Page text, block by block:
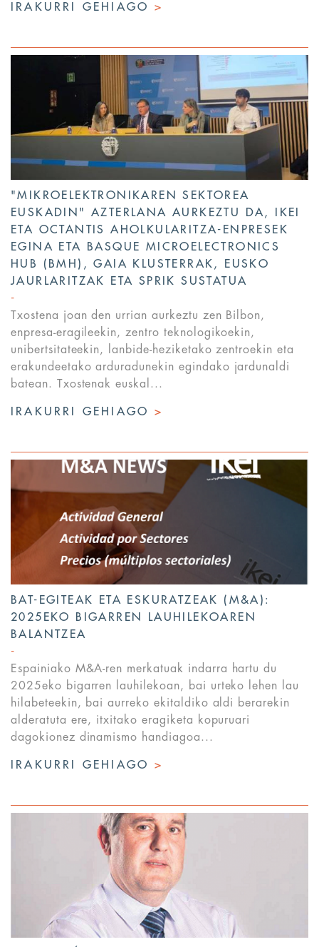
IRAKURRI GEHIAGO>
"MIKROELEKTRONIKAREN SEKTOREA
EUSKADIN" AZTERLANA AURKEZTU DA, IKEI
ETA OCTANTIS AHOLKULARITZA-ENPRESEK
EGINA ETA BASQUE MICROELECTRONICS
HUB (BMH), GAIA KLUSTERRAK, EUSKO
JAURLARITZAK ETA SPRIK SUSTATUA
Txostena joan den urrian aurkeztu zen Bilbon,
enpresa-eragileekin, zentro teknologikoekin,
unibertsitateekin, lanbide-heziketako zentroekin eta
erakundeetako arduradunekin egindako jardunaldi
batean. Txostenak euskal...
IRAKURRI GEHIAGO>
BAT-EGITEAK ETA ESKURATZEAK (M&A):
2025EKO BIGARREN LAUHILEKOAREN
BALANTZEA
Espainiako M&A-ren merkatuak indarra hartu du
2025eko bigarren lauhilekoan, bai urteko lehen lau
hilabeteekin, bai aurreko ekitaldiko aldi berarekin
alderatuta ere, itxitako eragiketa kopuruari
dagokionez dinamismo handiagoa...
IRAKURRI GEHIAGO>